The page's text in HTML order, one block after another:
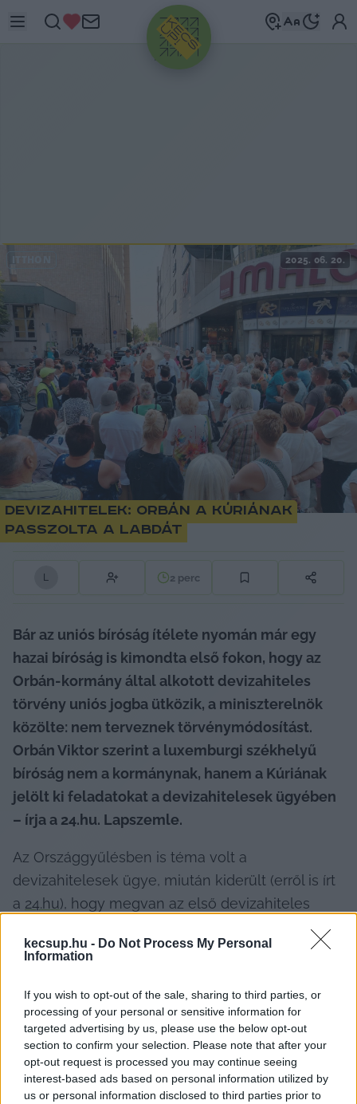
kecsup.hu - Do Not Process My Personal
Information
If you wish to opt-out of the sale, sharing to third parties, or
processing of your personal or sensitive information for
targeted advertising by us, please use the below opt-out
section to confirm your selection. Please note that after your
opt-out request is processed you may continue seeing
interest-based ads based on personal information utilized by
us or personal information disclosed to third parties prior to
HIRDETÉS
2025. 06. 20.
Devizahitelek: Orbán a Kúriának
passzolta a labdát
L 2 perc
Bár az uniós bíróság ítélete nyomán már egy
hazai bíróság is kimondta első fokon, hogy az
Orbán-kormány által alkotott devizahiteles
törvény uniós jogba ütközik, a miniszterelnök
közölte: nem terveznek törvénymódosítást.
Orbán Viktor szerint a luxemburgi székhelyű
bíróság nem a kormánynak, hanem a Kúriának
jelölt ki feladatokat a devizahitelesek ügyében
– írja a 24.hu. Lapszemle.
Az Országgyűlésben is téma volt a
devizahitelesek ügye, miután kiderült (erről is írt
a 24.hu), hogy megvan az első devizahiteles
adós, aki az Európai Unió Bírósága (EUB) által
hozott ítélet nyomán nyert pert Magyarországon,
Noha a luxemburgi székhelyű bíróság ítélete is
utalt rá, és annak nyomán a Pesti Központi
Kerületi Bíróság (PKKB) ki is mondta, hogy az
Orbán-kormány által alkotott devizahiteles